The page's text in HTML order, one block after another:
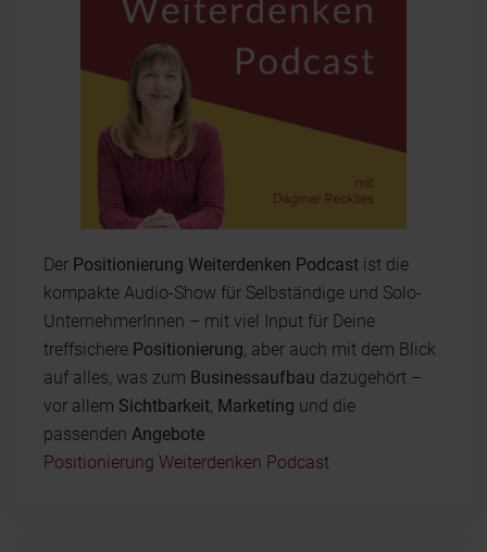
Der Positionierung Weiterdenken Podcast ist die
kompakte Audio-Show für Selbständige und Solo-
UnternehmerInnen – mit viel Input für Deine
treffsichere Positionierung, aber auch mit dem Blick
auf alles, was zum Businessaufbau dazugehört –
vor allem Sichtbarkeit, Marketing und die
passenden Angebote
Positionierung Weiterdenken Podcast